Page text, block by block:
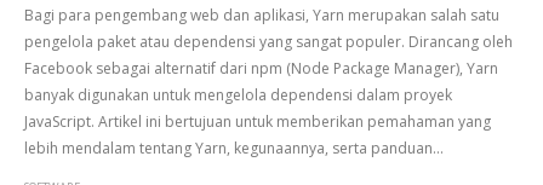
Bagi para pengembang web dan aplikasi, Yarn merupakan salah satu
pengelola paket atau dependensi yang sangat populer. Dirancang oleh
Facebook sebagai alternatif dari npm (Node Package Manager), Yarn
banyak digunakan untuk mengelola dependensi dalam proyek
JavaScript. Artikel ini bertujuan untuk memberikan pemahaman yang
lebih mendalam tentang Yarn, kegunaannya, serta panduan...